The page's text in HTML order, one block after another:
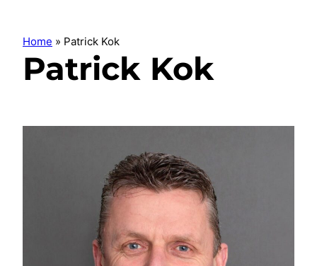
Home » Patrick Kok
Patrick Kok